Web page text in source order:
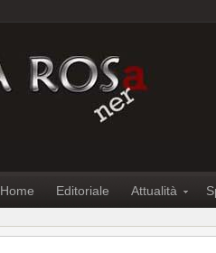
Home Editoriale Attualità